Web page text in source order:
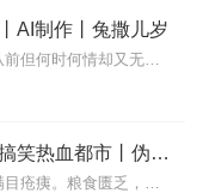
AI制作丨兔撒儿岁
七月十三日我曾来过这里，在从前但何时何情却又无法言宣我记得门前的青草蔓延它的芬芳浓烈香甜风声呢喃，光影围绕岸边。你曾属于我，在从前这是多久的事我却茫然当凝视高翔...
第九特区丨头陀渊演播丨搞笑热血都市丨伪戒丨VIP免费多人有声剧
【内容简介】灾变过后，大地满目疮痍。粮食匮乏，资源紧俏，局势混乱……一位从待规划区杀出来的青年，背对着漫天黄沙，孤身来到九区谋生，却不曾想偶然结识三五好友，一念...